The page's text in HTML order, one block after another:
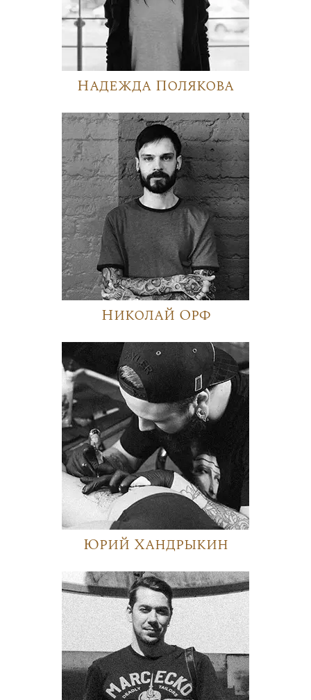
Надежда Полякова
Николай Орф
Юрий Хандрыкин